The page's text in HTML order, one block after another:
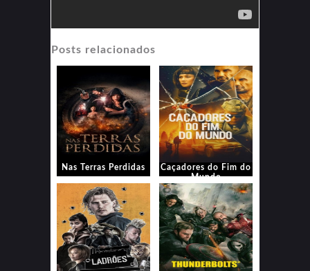
Posts relacionados
Nas Terras Perdidas
Caçadores do Fim do
Mundo